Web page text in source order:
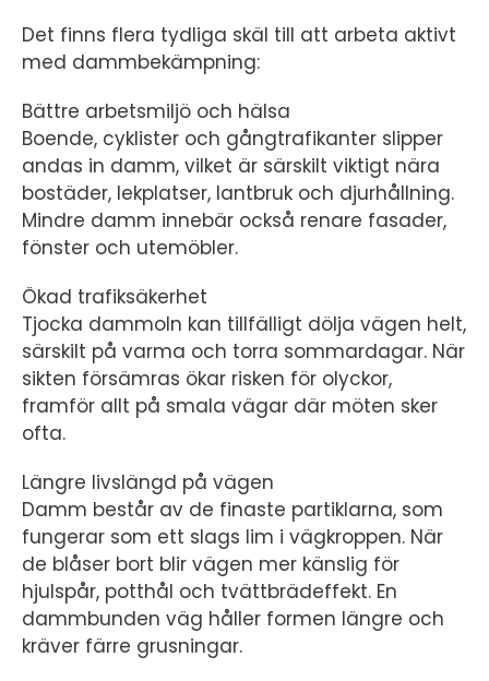
Det finns flera tydliga skäl till att arbeta aktivt
med dammbekämpning:
Bättre arbetsmiljö och hälsa
Boende, cyklister och gångtrafikanter slipper
andas in damm, vilket är särskilt viktigt nära
bostäder, lekplatser, lantbruk och djurhållning.
Mindre damm innebär också renare fasader,
fönster och utemöbler.
Ökad trafiksäkerhet
Tjocka dammoln kan tillfälligt dölja vägen helt,
särskilt på varma och torra sommardagar. När
sikten försämras ökar risken för olyckor,
framför allt på smala vägar där möten sker
ofta.
Längre livslängd på vägen
Damm består av de finaste partiklarna, som
fungerar som ett slags lim i vägkroppen. När
de blåser bort blir vägen mer känslig för
hjulspår, potthål och tvättbrädeffekt. En
dammbunden väg håller formen längre och
kräver färre grusningar.